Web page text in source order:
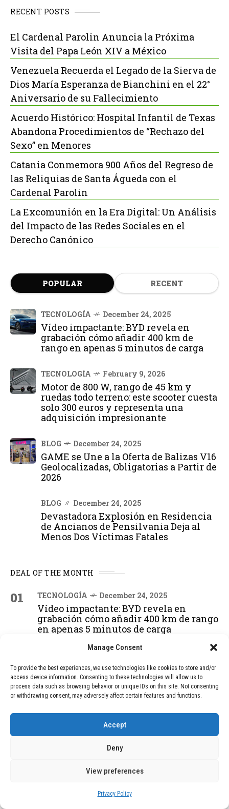
Manage Consent
To provide the best experiences, we use technologies like cookies to store and/or
access device information. Consenting to these technologies will allow us to
process data such as browsing behavior or unique IDs on this site. Not consenting
or withdrawing consent, may adversely affect certain features and functions.
Accept
Deny
View preferences
Privacy Policy
RECENT POSTS
El Cardenal Parolin Anuncia la Próxima
Visita del Papa León XIV a México
Venezuela Recuerda el Legado de la Sierva de
Dios María Esperanza de Bianchini en el 22°
Aniversario de su Fallecimiento
Acuerdo Histórico: Hospital Infantil de Texas
Abandona Procedimientos de “Rechazo del
Sexo” en Menores
Catania Conmemora 900 Años del Regreso de
las Reliquias de Santa Águeda con el
Cardenal Parolin
La Excomunión en la Era Digital: Un Análisis
del Impacto de las Redes Sociales en el
Derecho Canónico
POPULAR RECENT
TECNOLOGÍA December 24, 2025
Vídeo impactante: BYD revela en
grabación cómo añadir 400 km de
rango en apenas 5 minutos de carga
TECNOLOGÍA February 9, 2026
Motor de 800 W, rango de 45 km y
ruedas todo terreno: este scooter cuesta
solo 300 euros y representa una
adquisición impresionante
BLOG December 24, 2025
GAME se Une a la Oferta de Balizas V16
Geolocalizadas, Obligatorias a Partir de
2026
BLOG December 24, 2025
Devastadora Explosión en Residencia
de Ancianos de Pensilvania Deja al
Menos Dos Víctimas Fatales
DEAL OF THE MONTH
01 TECNOLOGÍA December 24, 2025
Vídeo impactante: BYD revela en
grabación cómo añadir 400 km de rango
en apenas 5 minutos de carga
02 TECNOLOGÍA February 9, 2026
Motor de 800 W, rango de 45 km y
ruedas todo terreno: este scooter cuesta
solo 300 euros y representa una
December 24, 2025
Geolocalizadas, Obligatorias a Partir de